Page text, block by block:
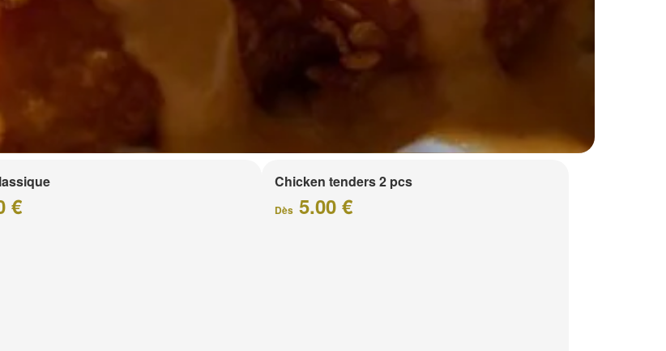
€
Chicken tenders 2 pcs
Dès 5.00 €